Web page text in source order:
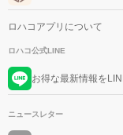
ロハコアプリについて
ロハコ公式LINE
お得な最新情報を
ニュースレター